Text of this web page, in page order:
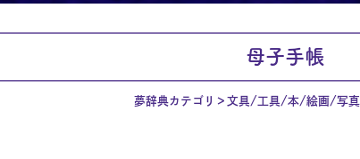
母子手帳
夢辞典カテゴリ 文具/工具/本/絵画/写真